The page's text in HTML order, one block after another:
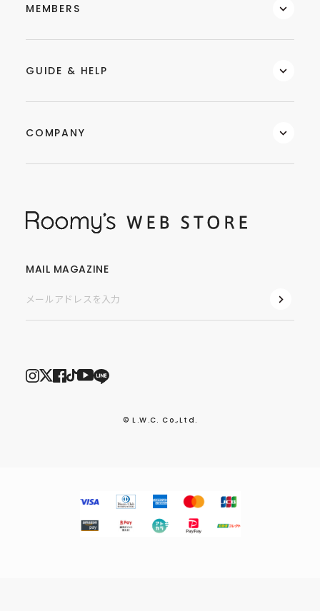
MEMBERS
GUIDE & HELP
COMPANY
MAIL MAGAZINE
© L.W.C. Co.,Ltd.